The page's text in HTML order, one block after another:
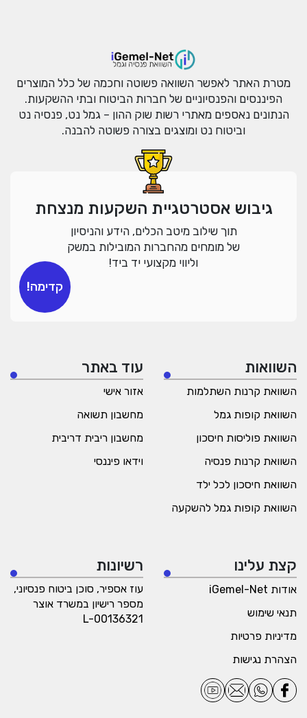
מטרת האתר לאפשר השוואה פשוטה וחכמה של כלל המוצרים
הפיננסים והפנסיוניים של חברות הביטוח ובתי ההשקעות.
הנתונים נאספים מאתרי רשות שוק ההון – גמל נט, פנסיה נט
וביטוח נט ומוצגים בצורה פשוטה להבנה.
גיבוש אסטרטגיית השקעות מנצחת
תוך שילוב מיטב הכלים, הידע והניסיון
של מומחים מהחברות המובילות במשק
וליווי מקצועי יד ביד!
קדימה!
השוואות
השוואת קרנות השתלמות
השוואת קופות גמל
השוואת פוליסות חיסכון
השוואת קרנות פנסיה
השוואת חיסכון לכל ילד
השוואת קופות גמל להשקעה
עוד באתר
אזור אישי
מחשבון תשואה
מחשבון ריבית דריבית
וידאו פיננסי
קצת עלינו
אודות iGemel-Net
תנאי שימוש
מדיניות פרטיות
הצהרת נגישות
רשיונות
עוז אספיר, סוכן ביטוח פנסיוני,
מספר רישיון במשרד אוצר
L-00136321